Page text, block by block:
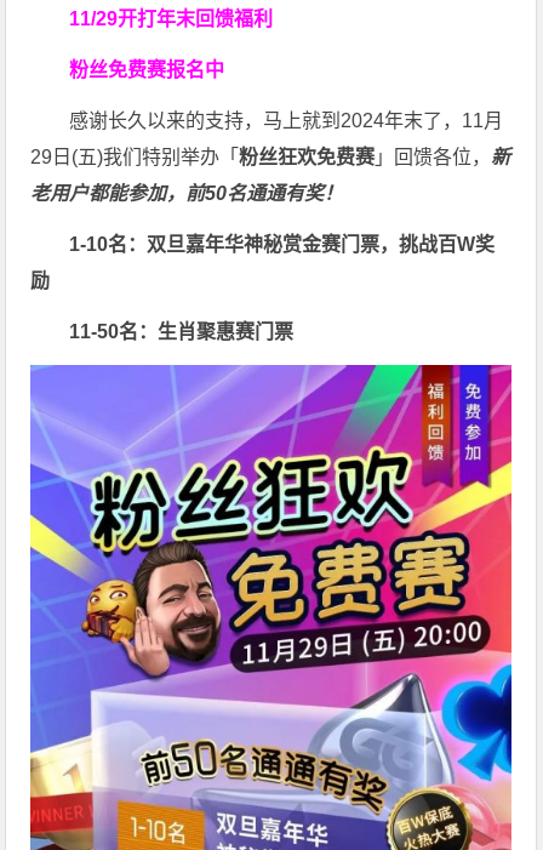
11/29开打年末回馈福利
粉丝免费赛报名中
感谢长久以来的支持，马上就到2024年末了，11月
29日(五)我们特别举办「粉丝狂欢免费赛」回馈各位， 新
老用户都能参加，前50名通通有奖！
1-10名：双旦嘉年华神秘赏金赛门票，挑战百W奖
励
11-50名：生肖聚惠赛门票